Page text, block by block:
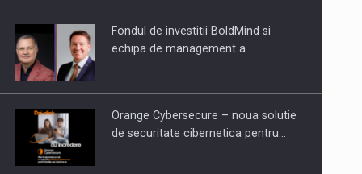
Fondul de investitii BoldMind si
echipa de management a…
Orange Cybersecure – noua solutie
de securitate cibernetica pentru…